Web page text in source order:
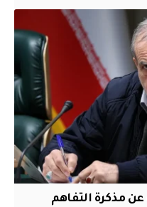
عن مذكرة التفاهم